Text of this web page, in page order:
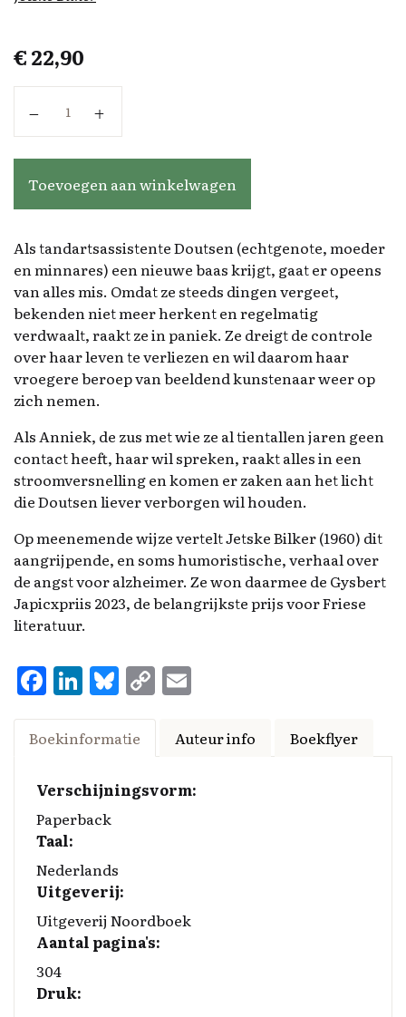
€22,90
Toevoegen aan winkelwagen
Als tandartsassistente Doutsen (echtgenote, moeder
en minnares) een nieuwe baas krijgt, gaat er opeens
van alles mis. Omdat ze steeds dingen vergeet,
bekenden niet meer herkent en regelmatig
verdwaalt, raakt ze in paniek. Ze dreigt de controle
over haar leven te verliezen en wil daarom haar
vroegere beroep van beeldend kunstenaar weer op
zich nemen.
Als Anniek, de zus met wie ze al tientallen jaren geen
contact heeft, haar wil spreken, raakt alles in een
stroomversnelling en komen er zaken aan het licht
die Doutsen liever verborgen wil houden.
Op meenemende wijze vertelt Jetske Bilker (1960) dit
aangrijpende, en soms humoristische, verhaal over
de angst voor alzheimer. Ze won daarmee de Gysbert
Japicxpriis 2023, de belangrijkste prijs voor Friese
literatuur.
F
a
ce
o
o
k
Li
n
k
d
I
n
Bl
u
es
y
C
o
y
Li
ai
Boekinformatie Auteur info Boekflyer
Verschijningsvorm:
Paperback
Taal:
Nederlands
Uitgeverij:
Uitgeverij Noordboek
Aantal pagina's:
304
Druk: